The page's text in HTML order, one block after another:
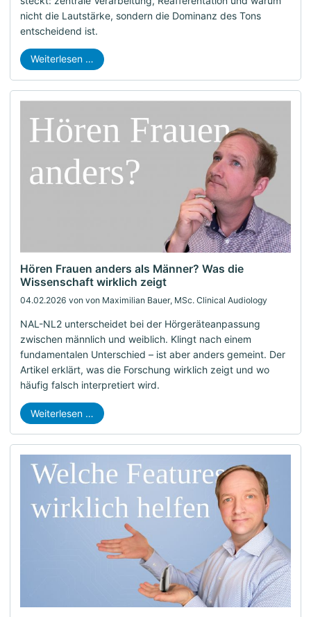
nicht die Lautstärke, sondern die Dominanz des Tons
entscheidend ist.
Weiterlesen …
04.02.2026 von von Maximilian Bauer, MSc. Clinical Audiology
Hören Frauen anders als Männer? Was die
Wissenschaft wirklich zeigt
NAL-NL2 unterscheidet bei der Hörgeräteanpassung
zwischen männlich und weiblich. Klingt nach einem
fundamentalen Unterschied – ist aber anders gemeint. Der
Artikel erklärt, was die Forschung wirklich zeigt und wo
häufig falsch interpretiert wird.
Weiterlesen …